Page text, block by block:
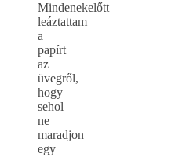
Mindenekelőtt
leáztattam
a
papírt
az
üvegről,
hogy
sehol
ne
maradjon
egy